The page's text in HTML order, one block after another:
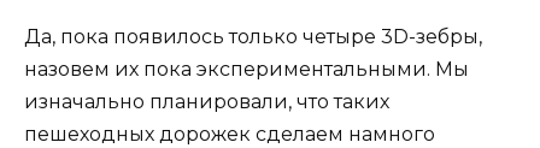
Да, пока появилось только четыре 3D-зебры,
назовем их пока экспериментальными. Мы
изначально планировали, что таких
пешеходных дорожек сделаем намного